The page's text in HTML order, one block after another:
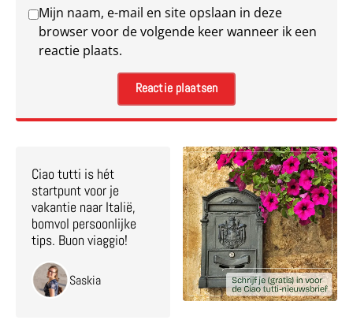
Mijn naam, e-mail en site opslaan in deze
browser voor de volgende keer wanneer ik een
reactie plaats.
Ciao tutti is hét
startpunt voor je
vakantie naar Italië,
bomvol persoonlijke
tips. Buon viaggio!
Saskia